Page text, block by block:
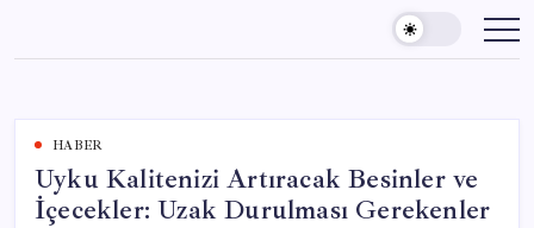
content
HABER
Uyku Kalitenizi Artıracak Besinler ve
İçecekler: Uzak Durulması Gerekenler